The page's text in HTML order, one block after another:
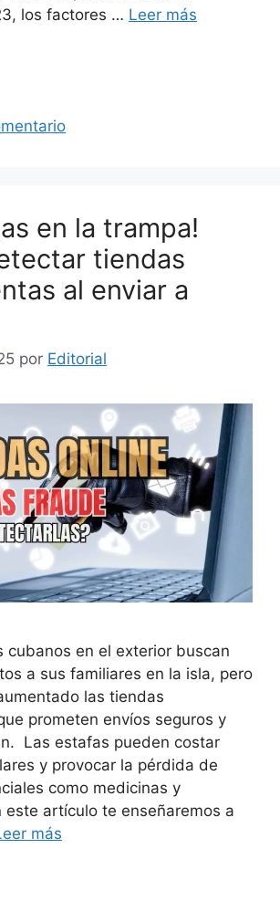
los factores … Leer más
en la trampa!
tiendas
al enviar a
por Editorial
cubanos en el exterior buscan
a sus familiares en la isla, pero
las tiendas
prometen envíos seguros y
Las estafas pueden costar
y provocar la pérdida de
como medicinas y
artículo te enseñaremos a
más